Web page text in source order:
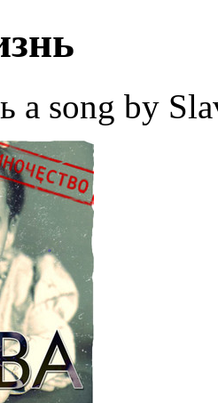
a song by